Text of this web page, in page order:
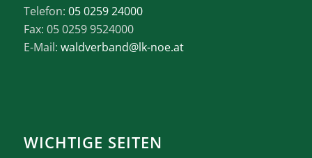
Telefon: 05 0259 24000
Fax: 05 0259 9524000
E-Mail: waldverband@lk-noe.at
WICHTIGE SEITEN